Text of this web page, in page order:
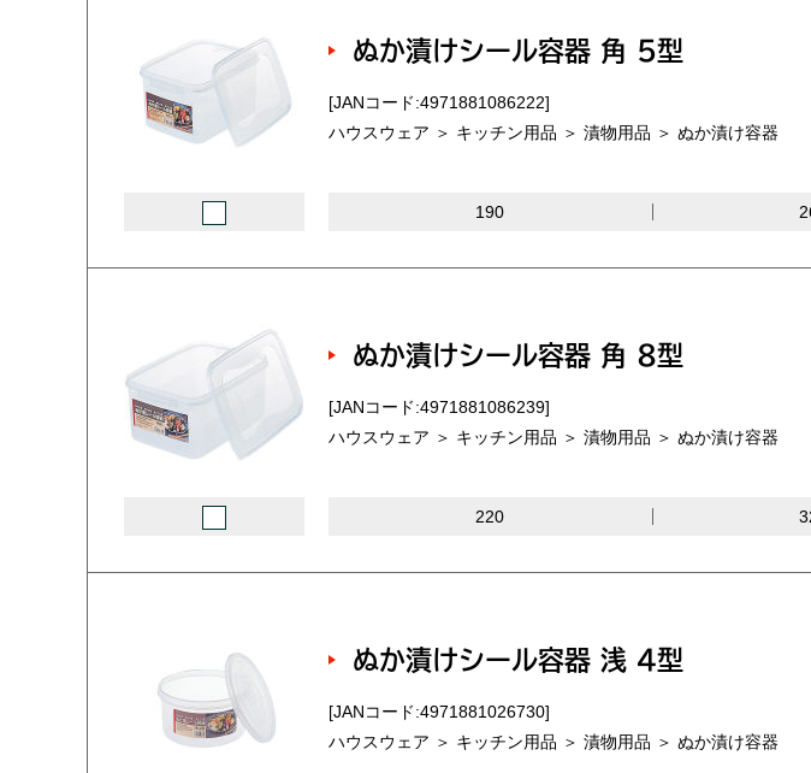
ぬか漬けシール容器 角 5型
[JANコード:4971881086222]
ハウスウェア ＞ キッチン用品 ＞ 漬物用品 ＞ ぬか漬け容器
190
ぬか漬けシール容器 角 8型
[JANコード:4971881086239]
ハウスウェア ＞ キッチン用品 ＞ 漬物用品 ＞ ぬか漬け容器
220
ぬか漬けシール容器 浅 4型
[JANコード:4971881026730]
ハウスウェア ＞ キッチン用品 ＞ 漬物用品 ＞ ぬか漬け容器